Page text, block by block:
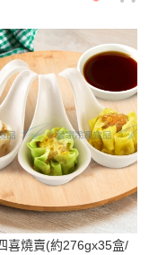
喜燒賣(約276gx35盒/